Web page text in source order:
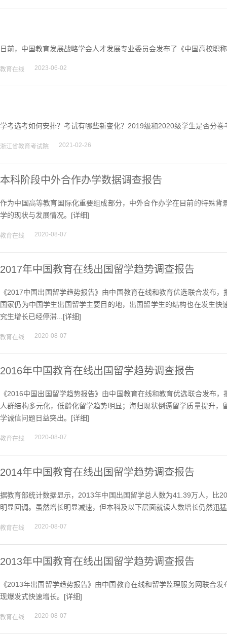
日前，中国教育发展战略学会人才发展专业委员会发布了《中国高校职
教育在线 2023-06-02
学考选考如何安排？考试有哪些新变化？2019级和2020级学生是否分
浙江省教育考试院 2021-02-26
本科阶段中外合作办学数据调查报告
作为中国高等教育国际化重要组成部分，中外合作办学在目前的特殊
学的现状与发展情况。[详细]
教育在线 2020-08-07
2017年中国教育在线出国留学趋势调查报告
《2017中国出国留学趋势报告》由中国教育在线和教育优选联合发布
国家仍为中国学生出国留学主要目的地，出国留学生的结构也在发生
究生增长已经停滞...[详细]
教育在线 2020-08-07
2016年中国教育在线出国留学趋势调查报告
《2016中国出国留学趋势报告》由中国教育在线和教育优选联合发布
人群结构多元化，低龄化留学趋势明显；海归现状倒逼留学质量提升
学诚信问题日益突出。[详细]
教育在线 2020-08-07
2014年中国教育在线出国留学趋势调查报告
据教育部统计数据显示，2013年中国出国留学总人数为41.39万人，比
明显回调。虽然增长明显减速，但本科及以下层面就读人数增长仍然迅
教育在线 2020-08-07
2013年中国教育在线出国留学趋势调查报告
《2013年出国留学趋势报告》由中国教育在线和留学监理服务网联合
现爆发式快速增长。[详细]
教育在线 2020-08-07